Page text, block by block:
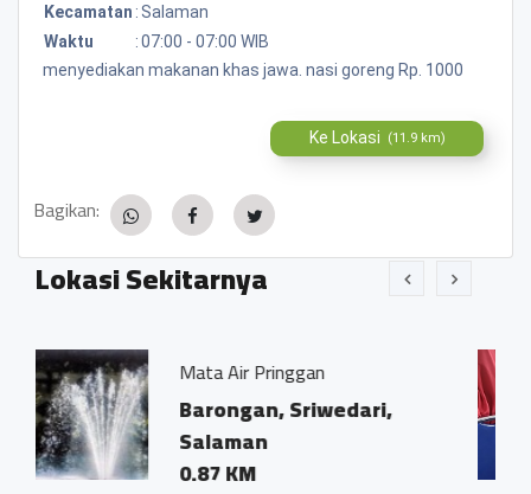
Kecamatan : Salaman
Waktu
:07:00 - 07:00 WIB
menyediakan makanan khas jawa. nasi goreng Rp. 1000
Ke Lokasi (11.9 km)
Bagikan:
Lokasi Sekitarnya
Air Pringgan
Sriwedari,
KM
RM Enak
Jalan
purworeji
0.01 KM